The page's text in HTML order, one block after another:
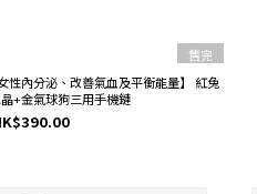
售完
性內分泌、改善氣血及平衡能量】 紅兔
+金氣球狗三用手機鏈